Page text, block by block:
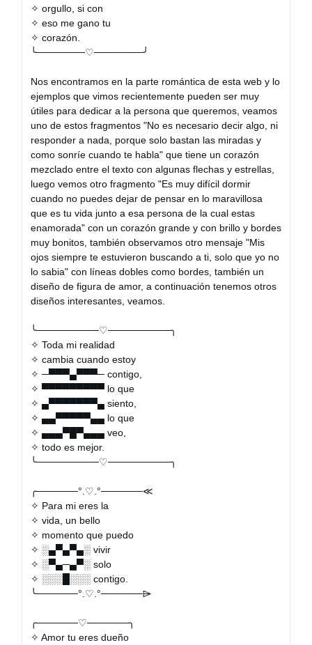
✧ orgullo, si con
✧ eso me gano tu
✧ corazón.
╰───────♡───────╯
Nos encontramos en la parte romántica de esta web y lo
ejemplos que vimos recientemente pueden ser muy
útiles para dedicar a la persona que queremos, veamos
uno de estos fragmentos "No es necesario decir algo, ni
responder a nada, porque solo bastan las miradas y
como sonríe cuando te habla" que tiene un corazón
mezclado entre el texto con algunas flechas y estrellas,
luego vemos otro fragmento "Es muy difícil dormir
cuando no puedes dejar de pensar en lo maravillosa
que es tu vida junto a esa persona de la cual estas
enamorada" con un corazón grande y con brillo y bordes
muy bonitos, también observamos otro mensaje "Mis
ojos siempre te estuvieron buscando a ti, solo que yo no
lo sabia" con líneas dobles como bordes, también un
diseño de figura de amor, a continuación tenemos otros
diseños interesantes, veamos.
╰─────────♡─────────╮
✧ Toda mi realidad
✧ cambia cuando estoy
✧ ─▀▀▀▄▀▀▀─ contigo,
✧ ▀▀▀▀▀▀▀▀▀ lo que
✧ ▄▀▀▀▀▀▀▀▄ siento,
✧ ▄▄▀▀▀▀▀▄▄ lo que
✧ ▄▄▄▀█▀▄▄▄ veo,
✧ todo es mejor.
╰─────────♡─────────╮
╭──────°.♡.°──────≪
✧ Para mi eres la
✧ vida, un bello
✧ momento que puedo
✧ ░▄▀▄▀▄░ vivir
✧ ░▀▄─▄▀░ solo
✧ ░░░█░░░ contigo.
╰──────°.♡.°──────⌲
╭──────♡──────╮
✧ Amor tu eres dueño